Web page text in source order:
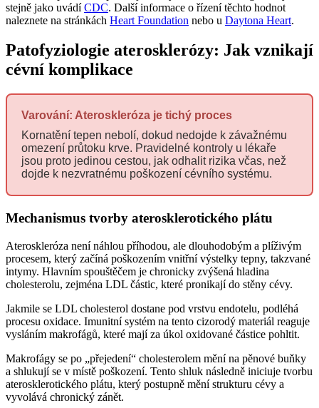
stejně jako uvádíCDC. Další informace o řízení těchto hodnot
naleznete na stránkách Heart Foundation nebo u Daytona Heart.
Patofyziologie aterosklerózy: Jak vznikají
cévní komplikace
Varování: Ateroskleróza je tichý proces
Kornatění tepen nebolí, dokud nedojde k závažnému
omezení průtoku krve. Pravidelné kontroly u lékaře
jsou proto jedinou cestou, jak odhalit rizika včas, než
dojde k nezvratnému poškození cévního systému.
Mechanismus tvorby aterosklerotického plátu
Ateroskleróza není náhlou příhodou, ale dlouhodobým a plíživým
procesem, který začíná poškozením vnitřní výstelky tepny, takzvané
intymy. Hlavním spouštěčem je chronicky zvýšená hladina
cholesterolu, zejména LDL částic, které pronikají do stěny cévy.
Jakmile se LDL cholesterol dostane pod vrstvu endotelu, podléhá
procesu oxidace. Imunitní systém na tento cizorodý materiál reaguje
vysláním makrofágů, které mají za úkol oxidované částice pohltit.
Makrofágy se po „přejedení“ cholesterolem mění na pěnové buňky
a shlukují se v místě poškození. Tento shluk následně iniciuje tvorbu
aterosklerotického plátu, který postupně mění strukturu cévy a
vyvolává chronický zánět.